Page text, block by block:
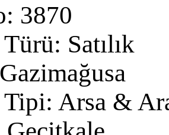
3870
Satılık
Gazimağusa
Arsa &